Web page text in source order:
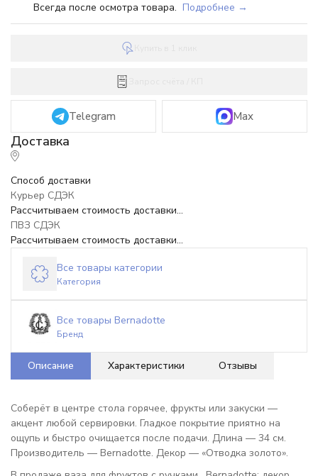
Всегда после осмотра товара. Подробнее →
Telegram Max
Способ доставки
Курьер СДЭК
Рассчитываем стоимость доставки...
ПВЗ СДЭК
Рассчитываем стоимость доставки...
Все товары категории
Категория
Все товары Bernadotte
Бренд
Описание Характеристики Отзывы
Соберёт в центре стола горячее, фрукты или закуски —
акцент любой сервировки. Гладкое покрытие приятно на
ощупь и быстро очищается после подачи. Длина — 34 см.
Производитель — Bernadotte. Декор — «Отводка золото».